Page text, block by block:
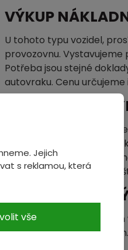
VÝKUP
U tohoto typu vozidel,
provozovnu.
Potřeba jsou stejné
autovraku. Cenu určujeme
VÝKUP
Vystavujeme potvrzení o
stejné doklady jako pro
výkup určujeme
tohoto typu vozidel
VÝKUP
Cenu za výkup
ceníku druhotných
Jejich
s reklamou, která
vše